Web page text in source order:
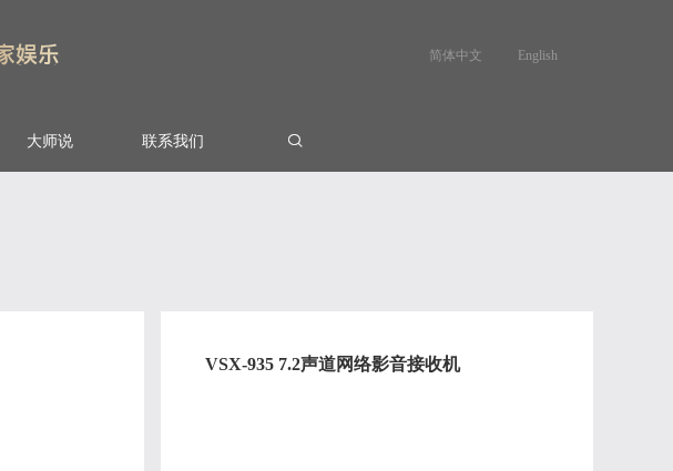
简体中文 English
大师说 联系我们
VSX-935 7.2声道网络影音接收机